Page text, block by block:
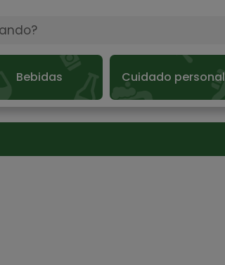
Bebidas Cuidado personal